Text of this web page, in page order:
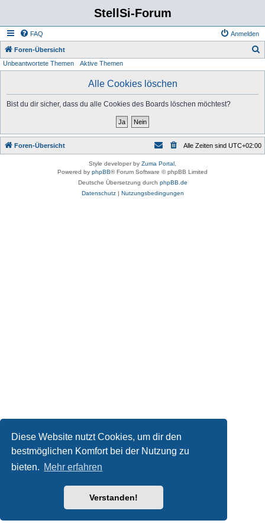
Diese Website nutzt Cookies, um dir den
bestmöglichen Komfort bei der Nutzung zu
bieten. Mehr erfahren
Verstanden!
StellSi-Forum
FAQ Anmelden
Foren-Übersicht
Unbeantwortete Themen Aktive Themen
Alle Cookies löschen
Bist du dir sicher, dass du alle Cookies des Boards löschen möchtest?
Foren-Übersicht Alle Zeiten sind UTC+02:00
Style developer by Zuma Portal
Powered by phpBB® Forum Software © phpBB Limited
Deutsche Übersetzung durch phpBB.de
Datenschutz| Nutzungsbedingungen